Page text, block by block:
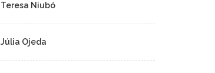
Teresa Niubó
Júlia Ojeda